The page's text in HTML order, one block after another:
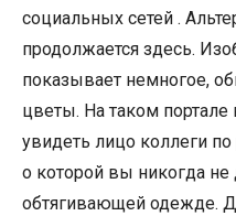
социальных сетей .
продолжается здесь.
показывает немногое,
цветы. На таком
увидеть лицо коллеги
о которой вы никогда не
обтягивающей одежде.